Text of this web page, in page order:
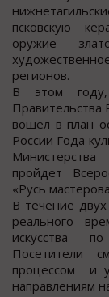
псковскую
оружие
регионов.
В этом году,
вошёл в план
России Года
пройдет
«Русь
В течение
реального
искусства
Посетители
процессом и
направлениям